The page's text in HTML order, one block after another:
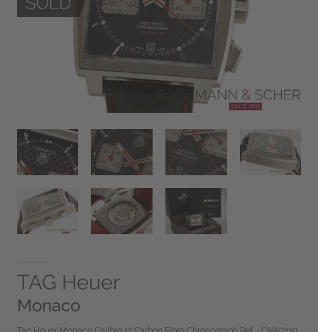
TAG Heuer
Monaco